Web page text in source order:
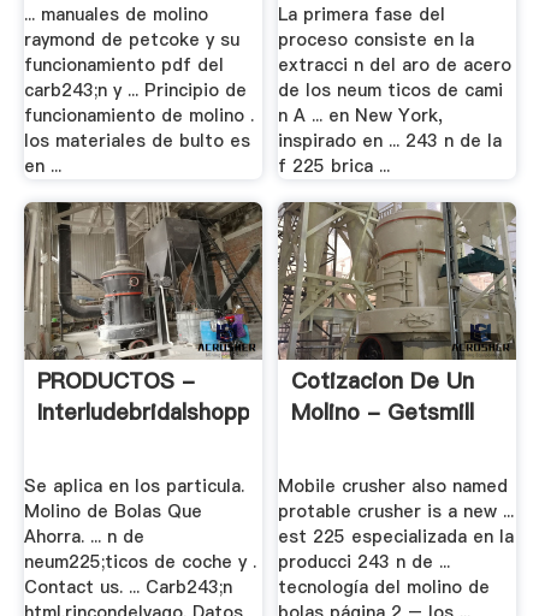
... manuales de molino
raymond de petcoke y su
funcionamiento pdf del
carb243;n y ... Principio de
funcionamiento de molino .
los materiales de bulto es
en ...
La primera fase del
proceso consiste en la
extracci n del aro de acero
de los neum ticos de cami
n A ... en New York,
inspirado en ... 243 n de la
f 225 brica ...
PRODUCTOS -
Interludebridalshoppe
Se aplica en los particula.
Molino de Bolas Que
Ahorra. ... n de
neum225;ticos de coche y .
Contact us. ... Carb243;n
Cotizacion De Un
Molino - Getsmill
Mobile crusher also named
protable crusher is a new ...
est 225 especializada en la
producci 243 n de ...
tecnología del molino de